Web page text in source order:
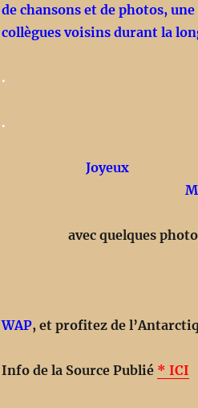
de chansons et de photos,
collègues voisins durant la
.
.
Joyeux
avec quelques
WAP, et profitez de
Info de la Source Publié * ICI